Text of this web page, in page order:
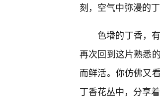
刻，空气中弥漫的
色墦的丁香，
再次回到这片熟悉
而鲜活。你仿佛又
丁香花丛中，分享